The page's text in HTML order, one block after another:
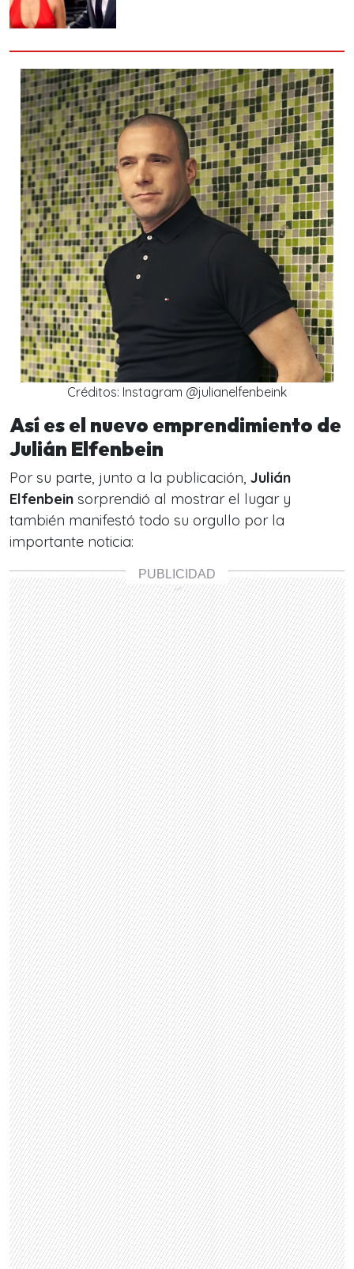
Créditos: Instagram @julianelfenbeink
Así es el nuevo emprendimiento de
Julián Elfenbein
Por su parte, junto a la publicación, Julián
Elfenbein sorprendió al mostrar el lugar y
también manifestó todo su orgullo por la
importante noticia: